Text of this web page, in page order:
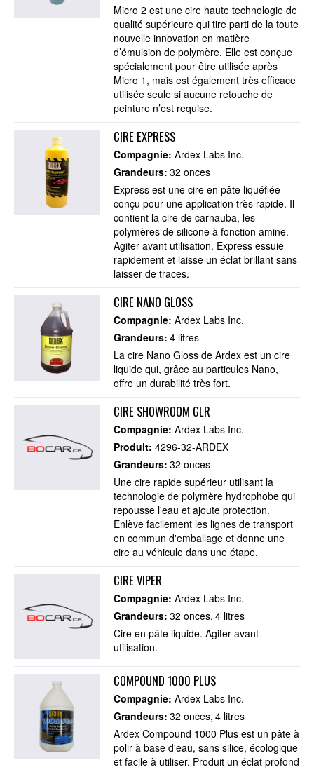
Micro 2 est une cire haute technologie de
qualité supérieure qui tire parti de la toute
nouvelle innovation en matière
d’émulsion de polymère. Elle est conçue
spécialement pour être utilisée après
Micro 1, mais est également très efficace
utilisée seule si aucune retouche de
peinture n’est requise.
CIRE EXPRESS
Compagnie:Ardex Labs Inc.
Grandeurs: 32 onces
Express est une cire en pâte liquéfiée
conçu pour une application très rapide. Il
contient la cire de carnauba, les
polymères de silicone à fonction amine.
Agiter avant utilisation. Express essuie
rapidement et laisse un éclat brillant sans
laisser de traces.
CIRE NANO GLOSS
Compagnie:Ardex Labs Inc.
Grandeurs: 4 litres
La cire Nano Gloss de Ardex est un cire
liquide qui, grâce au particules Nano,
offre un durabilité très fort.
CIRE SHOWROOM GLR
Compagnie:Ardex Labs Inc.
Produit:4296-32-ARDEX
Grandeurs: 32 onces
Une cire rapide supérieur utilisant la
technologie de polymère hydrophobe qui
repousse l'eau et ajoute protection.
Enlève facilement les lignes de transport
en commun d'emballage et donne une
cire au véhicule dans une étape.
CIRE VIPER
Compagnie:Ardex Labs Inc.
Grandeurs: 32 onces 4 litres
Cire en pâte liquide. Agiter avant
utilisation.
COMPOUND 1000 PLUS
Compagnie:Ardex Labs Inc.
Grandeurs: 32 onces 4 litres
Ardex Compound 1000 Plus est un pâte à
polir à base d'eau, sans silice, écologique
et facile à utiliser. Produit un éclat profond